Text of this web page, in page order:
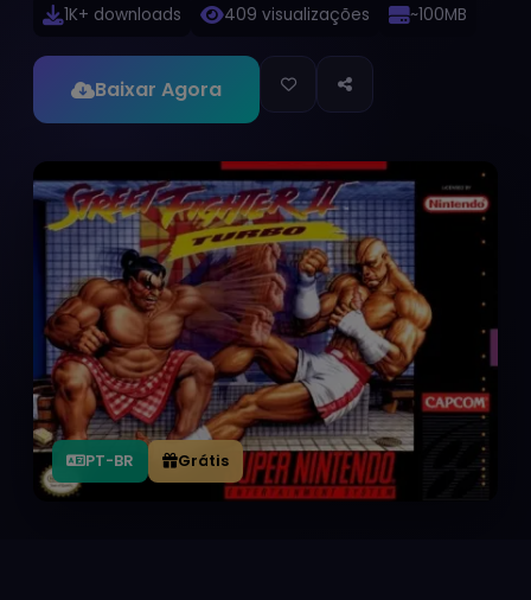
1K+ downloads 409 visualizações ~100MB
Baixar Agora
PT-BR Grátis